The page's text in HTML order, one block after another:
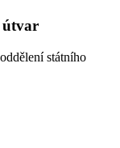
útvar
státního